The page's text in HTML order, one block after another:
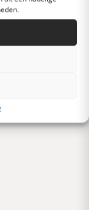
eerste er een.